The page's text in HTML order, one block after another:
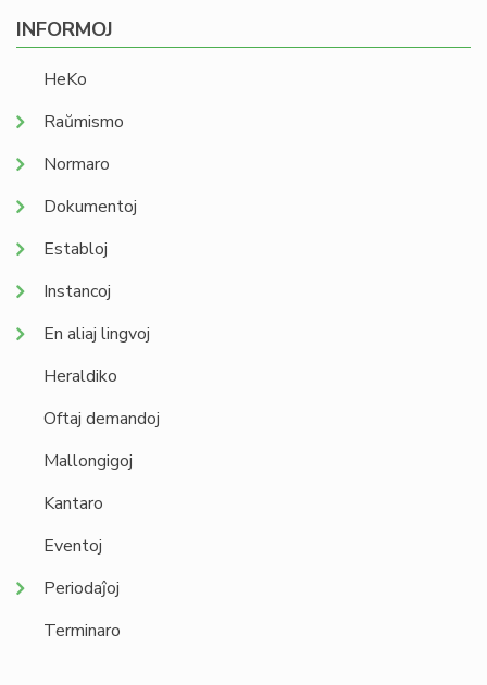
INFORMOJ
HeKo
Raŭmismo
Normaro
Dokumentoj
Establoj
Instancoj
En aliaj lingvoj
Heraldiko
Oftaj demandoj
Mallongigoj
Kantaro
Eventoj
Periodaĵoj
Terminaro